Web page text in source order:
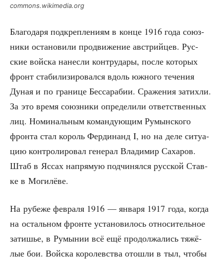
commons.wikimedia.org
Бла­го­да­ря под­креп­ле­ни­ям в кон­це 1916 года союз­
ни­ки оста­но­ви­ли про­дви­же­ние австрий­цев. Рус­
ские вой­ска нанес­ли контр­уда­ры, после кото­рых
фронт ста­би­ли­зи­ро­вал­ся вдоль южно­го тече­ния
Дуная и по гра­ни­це Бес­са­ра­бии. Сра­же­ния затих­ли.
За это вре­мя союз­ни­ки опре­де­ли­ли ответ­ствен­ных
лиц. Номи­наль­ным коман­ду­ю­щим Румын­ско­го
фрон­та стал король Фер­ди­нанд I, но на деле ситу­а­
цию кон­тро­ли­ро­вал гене­рал Вла­ди­мир Саха­ров.
Штаб в Яссах напря­мую под­чи­нял­ся рус­ской Став­
ке в Могилёве.
На рубе­же фев­ра­ля 1916 — янва­ря 1917 года, когда
на осталь­ном фрон­те уста­но­ви­лось отно­си­тель­ное
зати­шье, в Румы­нии всё ещё про­дол­жа­лись тяжё­
лые бои. Вой­ска коро­лев­ства ото­шли в тыл, что­бы